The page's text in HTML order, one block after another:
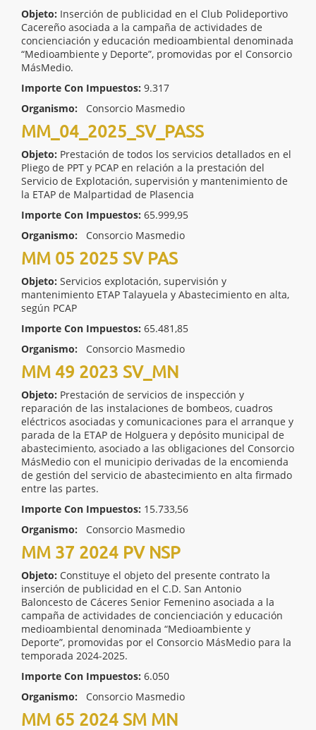
Objeto: Inserción de publicidad en el Club Polideportivo
Cacereño asociada a la campaña de actividades de
concienciación y educación medioambiental denominada
“Medioambiente y Deporte”, promovidas por el Consorcio
MásMedio.
Importe Con Impuestos: 9.317
Organismo:
Consorcio Masmedio
MM_04_2025_SV_PASS
Objeto: Prestación de todos los servicios detallados en el
Pliego de PPT y PCAP en relación a la prestación del
Servicio de Explotación, supervisión y mantenimiento de
la ETAP de Malpartidad de Plasencia
Importe Con Impuestos: 65.999,95
Organismo:
Consorcio Masmedio
MM 05 2025 SV PAS
Objeto: Servicios explotación, supervisión y
mantenimiento ETAP Talayuela y Abastecimiento en alta,
según PCAP
Importe Con Impuestos: 65.481,85
Organismo:
Consorcio Masmedio
MM 49 2023 SV_MN
Objeto: Prestación de servicios de inspección y
reparación de las instalaciones de bombeos, cuadros
eléctricos asociadas y comunicaciones para el arranque y
parada de la ETAP de Holguera y depósito municipal de
abastecimiento, asociado a las obligaciones del Consorcio
MásMedio con el municipio derivadas de la encomienda
de gestión del servicio de abastecimiento en alta firmado
entre las partes.
Importe Con Impuestos: 15.733,56
Organismo:
Consorcio Masmedio
MM 37 2024 PV NSP
Objeto: Constituye el objeto del presente contrato la
inserción de publicidad en el C.D. San Antonio
Baloncesto de Cáceres Senior Femenino asociada a la
campaña de actividades de concienciación y educación
medioambiental denominada “Medioambiente y
Deporte”, promovidas por el Consorcio MásMedio para la
temporada 2024-2025.
Importe Con Impuestos: 6.050
Organismo:
Consorcio Masmedio
MM 65 2024 SM MN